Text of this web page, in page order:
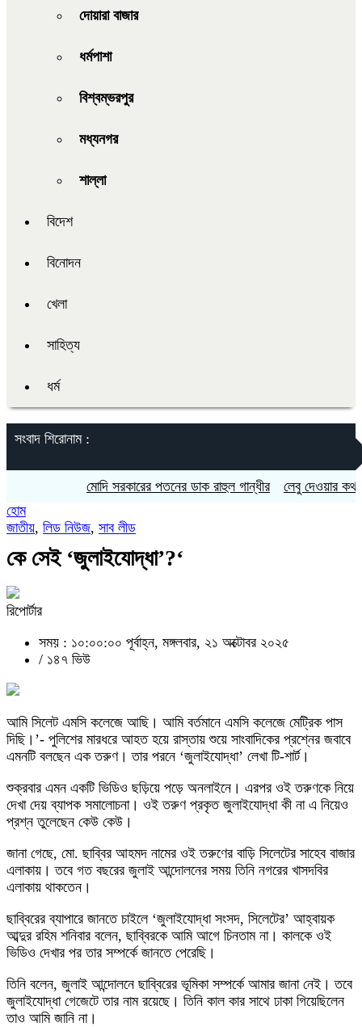
দোয়ারা বাজার
ধর্মপাশা
বিশ্বম্ভরপুর
মধ্যনগর
শাল্লা
বিদেশ
বিনোদন
খেলা
সাহিত্য
ধর্ম
সংবাদ শিরোনাম :
মোদি সরকারের পতনের ডাক রাহুল গান্ধীর লেবু দেওয়ার কথা বলে
হোম
জাতীয়, লিড নিউজ, সাব লীড
কে সেই ‘জুলাইযোদ্ধা’?‘
রিপোর্টার
সময় : ১০:০০:০০ পূর্বাহ্ন, মঙ্গলবার, ২১ অক্টোবর ২০২৫
/ ১৪৭ ভিউ
আমি সিলেট এমসি কলেজে আছি। আমি বর্তমানে এমসি কলেজে মেট্রিক পাস
দিছি।’- পুলিশের মারধরে আহত হয়ে রাস্তায় শুয়ে সাংবাদিকের প্রশ্নের জবাবে
এমনটি বলছেন এক তরুণ। তার পরনে ‘জুলাইযোদ্ধা’ লেখা টি-শার্ট।
শুক্রবার এমন একটি ভিডিও ছড়িয়ে পড়ে অনলাইনে। এরপর ওই তরুণকে নিয়ে
দেখা দেয় ব্যাপক সমালোচনা। ওই তরুণ প্রকৃত জুলাইযোদ্ধা কী না এ নিয়েও
প্রশ্ন তুলেছেন কেউ কেউ।
জানা গেছে, মো. ছাব্বির আহমদ নামের ওই তরুণের বাড়ি সিলেটের সাহেব বাজার
এলাকায়। তবে গত বছরের জুলাই আন্দোলনের সময় তিনি নগরের খাসদবির
এলাকায় থাকতেন।
ছাব্বিরের ব্যাপারে জানতে চাইলে ‘জুলাইযোদ্ধা সংসদ, সিলেটের’ আহ্বায়ক
আব্দুর রহিম শনিবার বলেন, ছাব্বিরকে আমি আগে চিনতাম না। কালকে ওই
ভিডিও দেখার পর তার সম্পর্কে জানতে পেরেছি।
তিনি বলেন, জুলাই আন্দোলনে ছাব্বিরের ভূমিকা সম্পর্কে আমার জানা নেই। তবে
জুলাইযোদ্ধা গেজেটে তার নাম রয়েছে। তিনি কাল কার সাথে ঢাকা গিয়েছিলেন
তাও আমি জানি না।